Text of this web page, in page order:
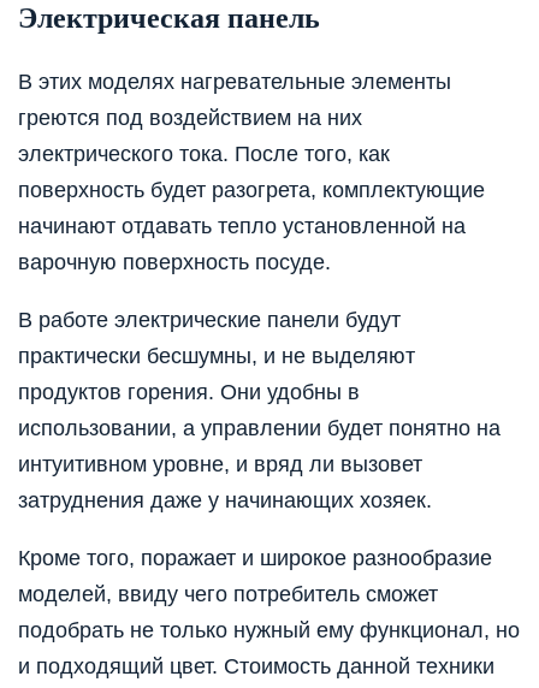
Электрическая панель
В этих моделях нагревательные элементы
греются под воздействием на них
электрического тока. После того, как
поверхность будет разогрета, комплектующие
начинают отдавать тепло установленной на
варочную поверхность посуде.
В работе электрические панели будут
практически бесшумны, и не выделяют
продуктов горения. Они удобны в
использовании, а управлении будет понятно на
интуитивном уровне, и вряд ли вызовет
затруднения даже у начинающих хозяек.
Кроме того, поражает и широкое разнообразие
моделей, ввиду чего потребитель сможет
подобрать не только нужный ему функционал, но
и подходящий цвет. Стоимость данной техники